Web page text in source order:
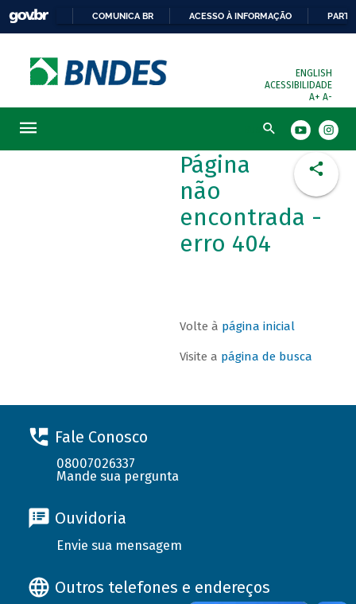
COMUNICA BR ACESSO À INFORMAÇÃO
ENGLISH
ACESSIBILIDADE
A+ A-
Busca
Página
não
encontrada -
erro 404
Volte à página inicial
Visite a página de busca
Fale Conosco
08007026337
Mande sua pergunta
Ouvidoria
Envie sua mensagem
Outros telefones e endereços